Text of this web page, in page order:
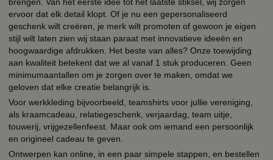
ervoor dat elk detail klopt. Of je nu een gepersonaliseerd
geschenk wilt creëren, je merk wilt promoten of gewoon je eigen
stijl wilt laten zien wij staan paraat met innovatieve ideeën en
hoogwaardige afdrukken. Het beste van alles? Onze toewijding
aan kwaliteit betekent dat we al vanaf 1 stuk produceren. Geen
minimumaantallen om je zorgen over te maken, omdat we
geloven dat elke creatie belangrijk is.
Voor werkkleding bijvoorbeeld, teamshirts voor jullie vereniging,
als kraamcadeau, relatiegeschenk, verjaardag, team uitje,
touwerij, vrijgezellenfeest. Maar ook om iemand een persoonlijk
en origineel cadeau te geven.
Ontwerpen kan online, in een paar simpele stappen, en bestellen